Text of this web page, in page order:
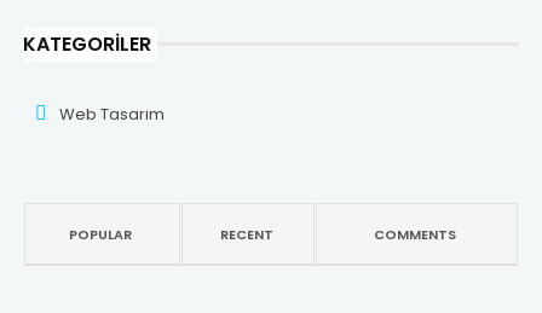
KATEGORILER
Web Tasarım
POPULAR RECENT COMMENTS